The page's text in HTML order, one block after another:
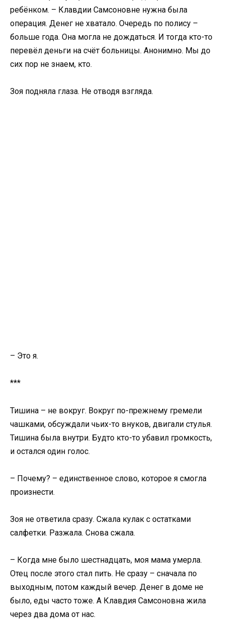
ребёнком. – Клавдии Самсоновне нужна была
операция. Денег не хватало. Очередь по полису –
больше года. Она могла не дождаться. И тогда кто-то
перевёл деньги на счёт больницы. Анонимно. Мы до
сих пор не знаем, кто.
Зоя подняла глаза. Не отводя взгляда.
– Это я.
***
Тишина – не вокруг. Вокруг по-прежнему гремели
чашками, обсуждали чьих-то внуков, двигали стулья.
Тишина была внутри. Будто кто-то убавил громкость,
и остался один голос.
– Почему? – единственное слово, которое я смогла
произнести.
Зоя не ответила сразу. Сжала кулак с остатками
салфетки. Разжала. Снова сжала.
– Когда мне было шестнадцать, моя мама умерла.
Отец после этого стал пить. Не сразу – сначала по
выходным, потом каждый вечер. Денег в доме не
было, еды часто тоже. А Клавдия Самсоновна жила
через два дома от нас.